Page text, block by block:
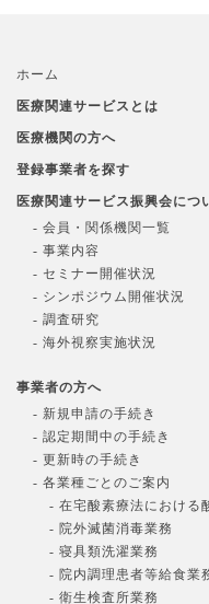
ホーム
医療関連サービスとは
医療機関の方へ
登録事業者を探す
医療関連サービス振興会につ
- 会員・関係機関一覧
- 事業内容
- セミナー開催状況
- シンポジウム開催状況
- 調査研究
- 海外視察実施状況
事業者の方へ
- 新規申請の手続き
- 認定期間中の手続き
- 更新時の手続き
- 各業種ごとのご案内
- 在宅酸素療法における
- 院外滅菌消毒業務
- 寝具類洗濯業務
- 院内調理患者等給食業
- 衛生検査所業務